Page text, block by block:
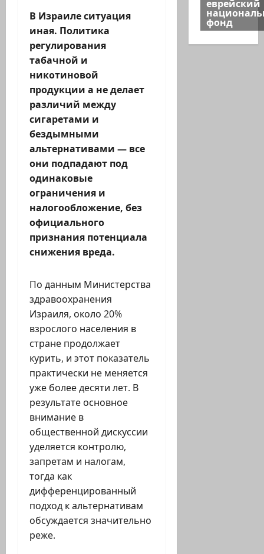
В Израиле ситуация
иная. Политика
регулирования
табачной и
никотиновой
продукции а не делает
различий между
сигаретами и
бездымными
альтернативами — все
они подпадают под
одинаковые
ограничения и
налогообложение, без
официального
признания потенциала
снижения вреда.
По данным Министерства
здравоохранения
Израиля, около 20%
взрослого населения в
стране продолжает
курить, и этот показатель
практически не меняется
уже более десяти лет. В
результате основное
внимание в
общественной дискуссии
уделяется контролю,
запретам и налогам,
тогда как
дифференцированный
подход к альтернативам
обсуждается значительно
реже.
фонд